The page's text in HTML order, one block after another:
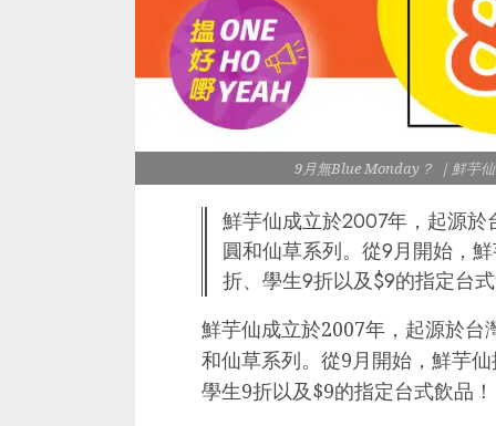
9月無Blue Monday？ ｜鮮芋
鮮芋仙成立於2007年，起源
圓和仙草系列。從9月開始，
折、學生9折以及$9的指定台
鮮芋仙成立於2007年，起源於
和仙草系列。從9月開始，鮮芋
學生9折以及$9的指定台式飲品！